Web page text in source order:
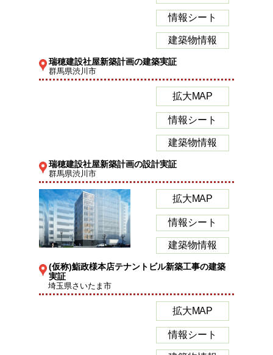
情報シート
建築物情報
瑞穂建設社屋新築計画の建築実証
群馬県渋川市
拡大MAP
情報シート
建築物情報
瑞穂建設社屋新築計画の設計実証
群馬県渋川市
拡大MAP
情報シート
建築物情報
(仮称)鮨政様本店テナントビル新築工事の建築
実証
埼玉県さいたま市
拡大MAP
情報シート